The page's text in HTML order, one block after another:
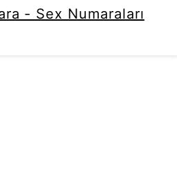
- Sex Numaraları